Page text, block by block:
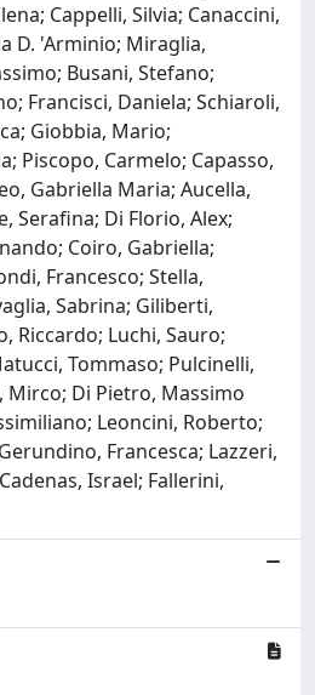
Cappelli, Silvia; Canaccini,
D. 'Arminio; Miraglia,
Busani, Stefano;
Francisci, Daniela; Schiaroli,
Giobbia, Mario;
Piscopo, Carmelo; Capasso,
Gabriella Maria; Aucella,
Serafina; Di Florio, Alex;
Coiro, Gabriella;
Francesco; Stella,
Sabrina; Giliberti,
Riccardo; Luchi, Sauro;
Tommaso; Pulcinelli,
Mirco; Di Pietro, Massimo
Leoncini, Roberto;
Francesca; Lazzeri,
Israel; Fallerini,